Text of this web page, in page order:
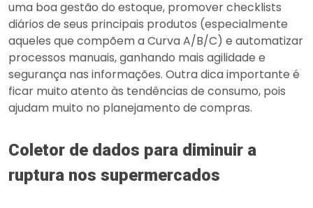
uma boa gestão do estoque, promover checklists
diários de seus principais produtos (especialmente
aqueles que compõem a Curva A/B/C) e automatizar
processos manuais, ganhando mais agilidade e
segurança nas informações. Outra dica importante é
ficar muito atento às tendências de consumo, pois
ajudam muito no planejamento de compras.
Coletor de dados para diminuir a
ruptura nos supermercados